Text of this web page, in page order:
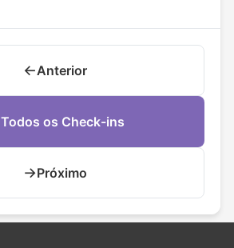
←Anterior
Todos os Check-ins
→Próximo